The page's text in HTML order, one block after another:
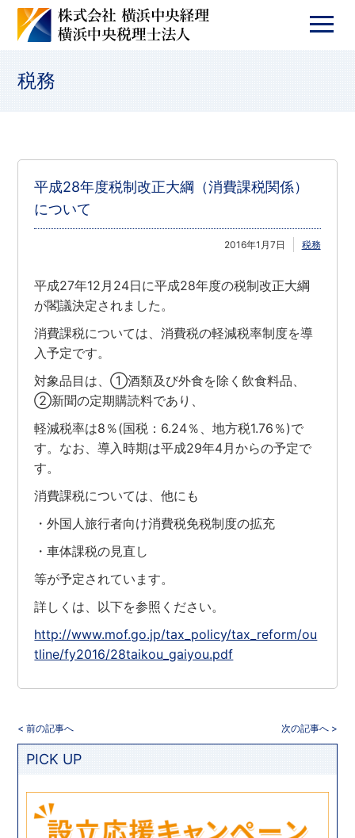
税務
平成28年度税制改正大綱（消費課税関係）
について
2016年1月7日 税務
平成27年12月24日に平成28年度の税制改正大綱
が閣議決定されました。
消費課税については、消費税の軽減税率制度を導
入予定です。
対象品目は、①酒類及び外食を除く飲食料品、
②新聞の定期購読料であり、
軽減税率は8％(国税：6.24％、地方税1.76％)で
す。なお、導入時期は平成29年4月からの予定で
す。
消費課税については、他にも
・外国人旅行者向け消費税免税制度の拡充
・車体課税の見直し
等が予定されています。
詳しくは、以下を参照ください。
http://www.mof.go.jp/tax_policy/tax_reform/ou
tline/fy2016/28taikou_gaiyou.pdf
< 前の記事へ 次の記事へ >
PICK UP